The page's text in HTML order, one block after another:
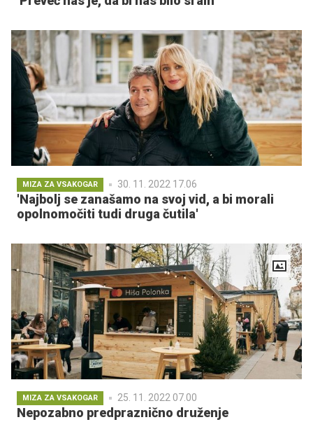
MIZA ZA VSAKOGAR 30. 11. 2022 17.06
'Najbolj se zanašamo na svoj vid, a bi morali
opolnomočiti tudi druga čutila'
MIZA ZA VSAKOGAR 25. 11. 2022 07.00
Nepozabno predpraznično druženje